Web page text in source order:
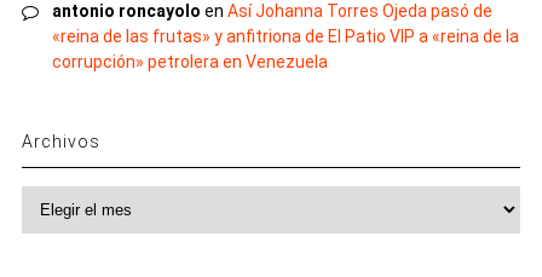
antonio roncayolo en Así Johanna Torres Ojeda pasó de
«reina de las frutas» y anfitriona de El Patio VIP a «reina de la
corrupción» petrolera en Venezuela
Archivos
Archivos